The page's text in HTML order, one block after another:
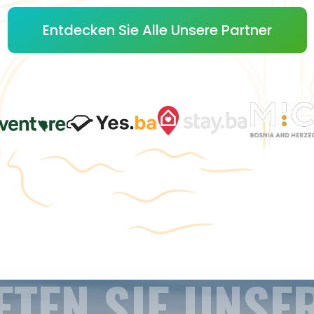
Entdecken Sie Alle Unsere Partner